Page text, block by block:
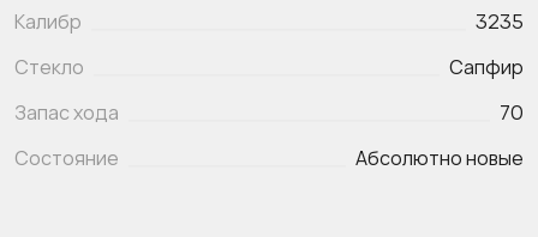
Калибр
3235
Стекло
Сапфир
Запас хода
70
Состояние
Абсолютно новые